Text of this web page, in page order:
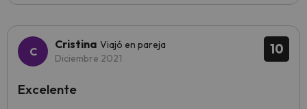
10
Cristina Viajó en pareja
Diciembre 2021
Excelente